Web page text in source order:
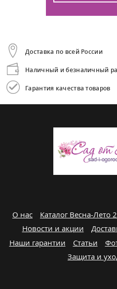
Доставка по всей России
Наличный и безналичный
Гарантия качества товаров
О нас Каталог Весна-Лето
Новости и акции
Наши гарантии
Статьи
Защита и